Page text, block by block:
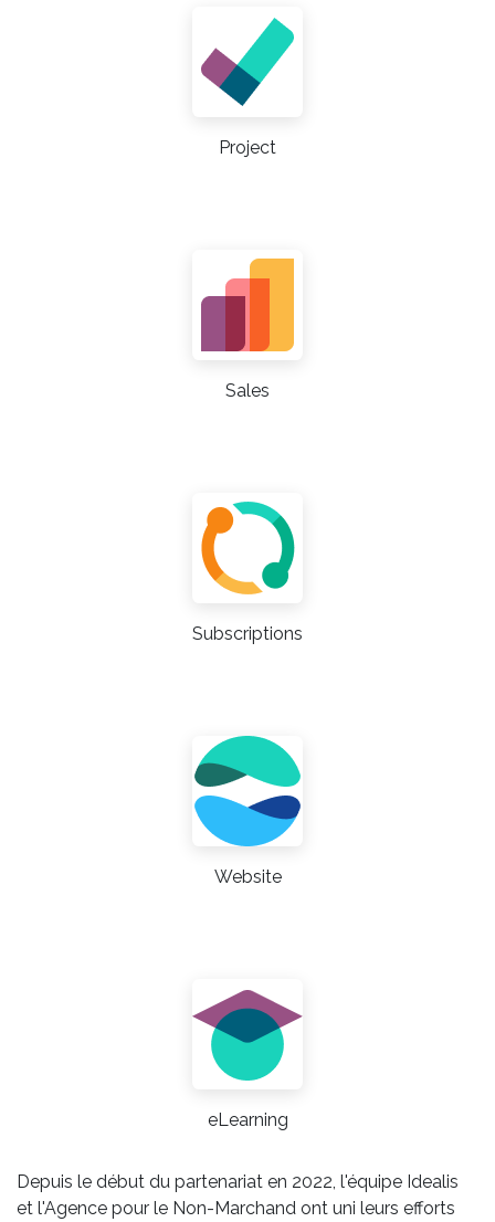
Project
Sales
Subscriptions
Website
eLearning
Depuis le début du partenariat en 2022, l'équipe Idealis
et l'Agence pour le Non-Marchand ont uni leurs efforts